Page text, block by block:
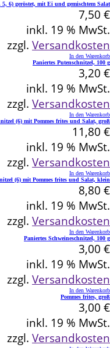
5, 6) geröstet, mit Ei und gemischtem Salat
7,50 €
inkl. 19 % MwSt.
zzgl. Versandkosten
In den Warenkorb
Paniertes Putenschnitzel, 100 g
3,20 €
inkl. 19 % MwSt.
zzgl. Versandkosten
In den Warenkorb
(6) mit Pommes frites und Salat, groß
11,80 €
inkl. 19 % MwSt.
zzgl. Versandkosten
In den Warenkorb
(6) mit Pommes frites und Salat, klein
8,80 €
inkl. 19 % MwSt.
zzgl. Versandkosten
In den Warenkorb
Paniertes Schweineschnitzel, 100 g
3,00 €
inkl. 19 % MwSt.
zzgl. Versandkosten
In den Warenkorb
Pommes frites, groß
3,00 €
inkl. 19 % MwSt.
zzgl. Versandkosten